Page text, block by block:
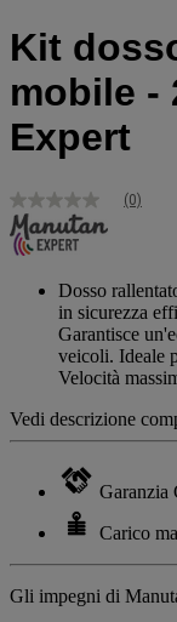
Kit
mobile -
Expert
Nessuna
valutazione
Stesso
pagina.
(0)
Dosso
in sicurezza
Garantisce
veicoli. Ideale
Velocità
Vedi descrizione
Garanzia
Carico
Gli impegni di